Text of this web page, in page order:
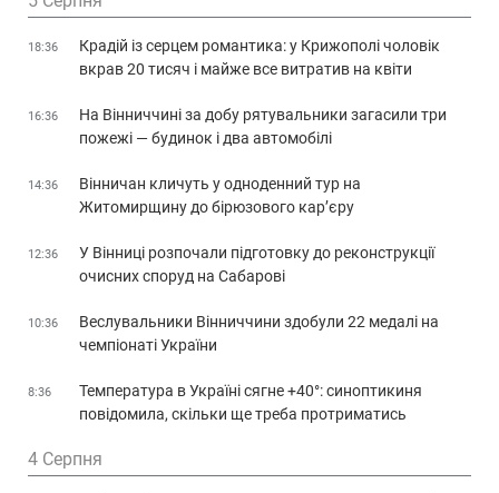
18:36
Крадій із серцем романтика: у Крижополі чоловік
вкрав 20 тисяч і майже все витратив на квіти
16:36
На Вінниччині за добу рятувальники загасили три
пожежі — будинок і два автомобілі
14:36
Вінничан кличуть у одноденний тур на
Житомирщину до бірюзового кар’єру
12:36
У Вінниці розпочали підготовку до реконструкції
очисних споруд на Сабарові
10:36
Веслувальники Вінниччини здобули 22 медалі на
чемпіонаті України
8:36
Температура в Україні сягне +40°: синоптикиня
повідомила, скільки ще треба протриматись
4 Серпня